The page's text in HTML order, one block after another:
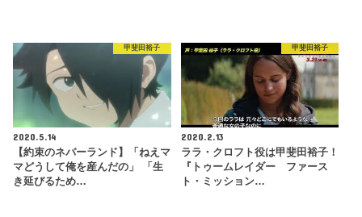
甲斐田裕子
2020.5.14
【約束のネバーランド】「ねえマ
マどうして俺を産んだの」 「生
き延びるため…
甲斐田裕子
2020.2.13
ララ・クロフト役は甲斐田裕子！
『トゥームレイダー ファース
ト・ミッション…